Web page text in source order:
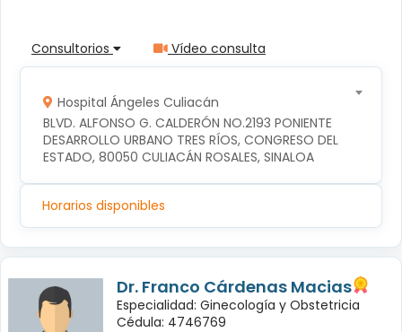
Consultorios Vídeo consulta
Hospital Ángeles Culiacán
BLVD. ALFONSO G. CALDERÓN NO.2193 PONIENTE
DESARROLLO URBANO TRES RÍOS, CONGRESO DEL
ESTADO, 80050 CULIACÁN ROSALES, SINALOA
Horarios disponibles
Dr. Franco Cárdenas Macias
Especialidad: Ginecología y Obstetricia
Cédula: 4746769